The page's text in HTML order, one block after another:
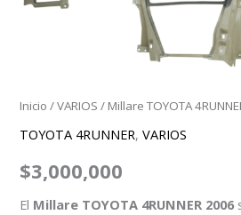
Inicio /VARIOS / Millare TOYOTA
TOYOTA 4RUNNER,VARIOS
$3,000,000
El Millare TOYOTA 4RUNNER 2006
2006